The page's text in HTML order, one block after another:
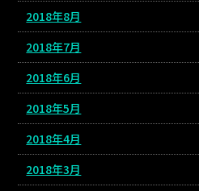
2018年8月
2018年7月
2018年6月
2018年5月
2018年4月
2018年3月